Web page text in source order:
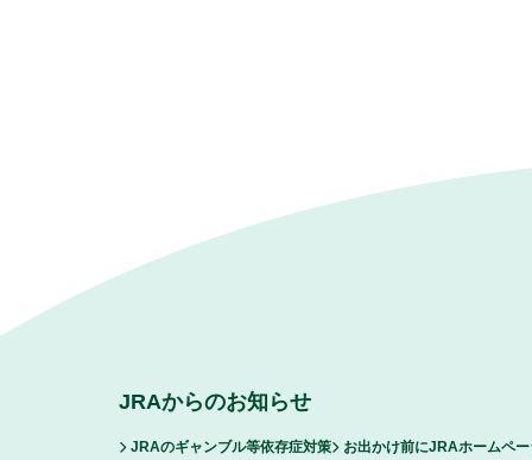
JRAからのお知らせ
JRAのギャンブル等依存症対策
お出かけ前にJRAホームペ